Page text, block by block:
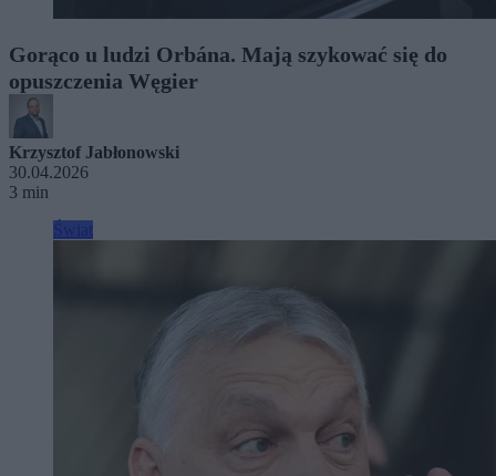
Gorąco u ludzi Orbána. Mają szykować się do
opuszczenia Węgier
Krzysztof Jabłonowski
30.04.2026
3 min